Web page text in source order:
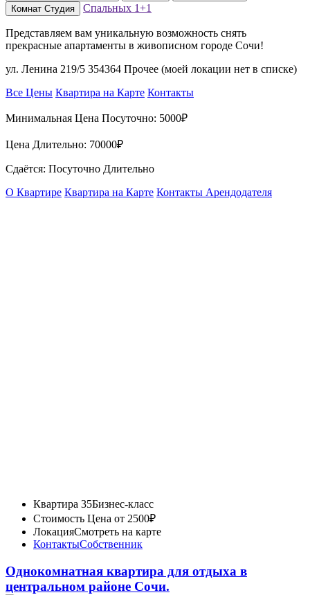
Комнат Студия Спальных 1+1
Представляем вам уникальную возможность снять
прекрасные апартаменты в живописном городе Сочи!
ул. Ленина 219/5 354364 Прочее (моей локации нет в списке)
Все Цены Квартира на Карте Контакты
Минимальная Цена Посуточно: 5000₽
Цена Длительно: 70000₽
Сдаётся: Посуточно Длительно
О Квартире Квартира на Карте Контакты Арендодателя
Квартира 35Бизнес-класс
Стоимость Цена от 2500₽
ЛокацияСмотреть на карте
КонтактыСобственник
Однокомнатная квартира для отдыха в
центральном районе Сочи.